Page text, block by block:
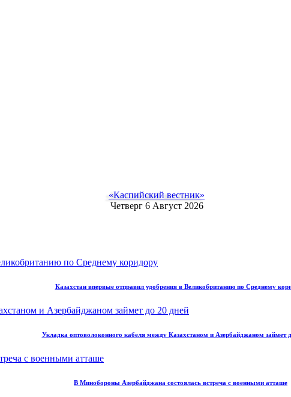
«Каспийский вестник»
Четверг 6 Август 2026
Казахстан впервые отправил удобрения в Великобританию по Среднему
Укладка оптоволоконного кабеля между Казахстаном и Азербайджаном займет
В Минобороны Азербайджана состоялась встреча с военными атташе